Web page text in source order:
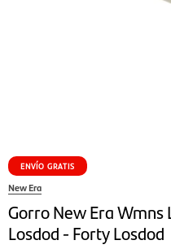
ENVÍO GRATIS
New Era
Gorro New Era
Losdod - Forty Losdod